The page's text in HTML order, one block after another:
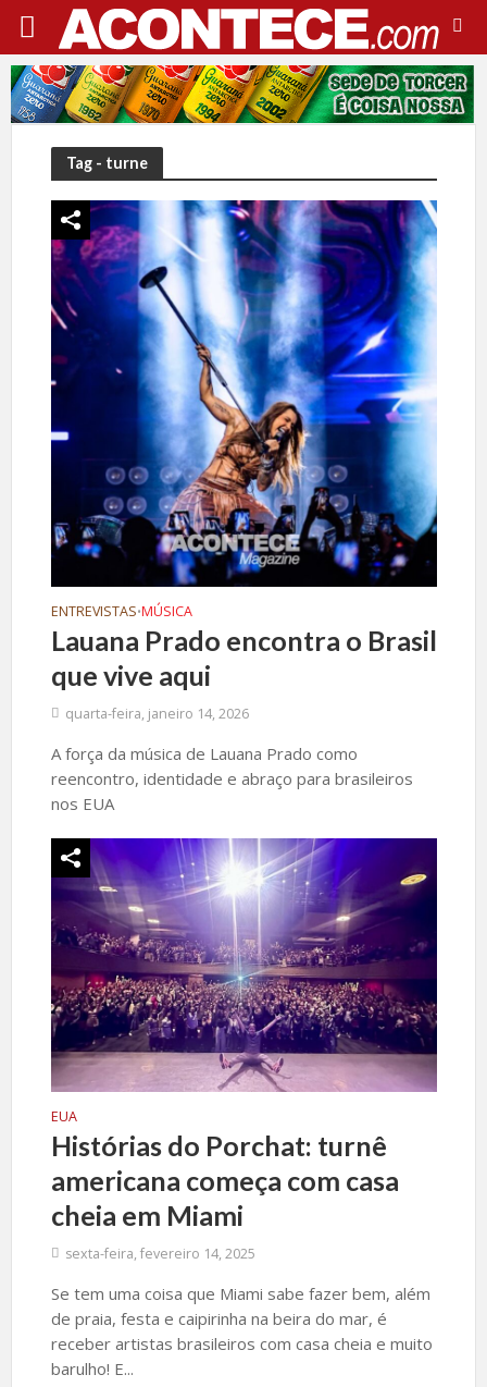
Tag - turne
ENTREVISTAS•MÚSICA
Lauana Prado encontra o Brasil
que vive aqui
quarta-feira, janeiro 14, 2026
A força da música de Lauana Prado como
reencontro, identidade e abraço para brasileiros
nos EUA
EUA
Histórias do Porchat: turnê
americana começa com casa
cheia em Miami
sexta-feira, fevereiro 14, 2025
Se tem uma coisa que Miami sabe fazer bem, além
de praia, festa e caipirinha na beira do mar, é
receber artistas brasileiros com casa cheia e muito
barulho! E...